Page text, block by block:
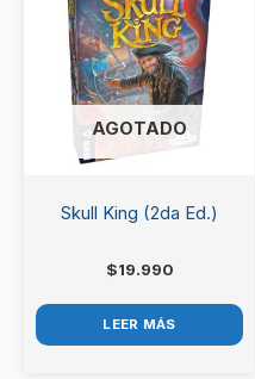
Debesaccederpara
AGOTADO
Skull King (2da Ed.)
$19.990
LEER MÁS